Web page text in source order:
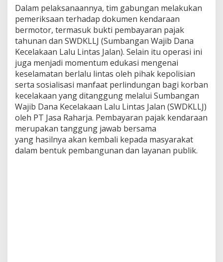
Dalam pelaksanaannya, tim gabungan melakukan
pemeriksaan terhadap dokumen kendaraan
bermotor, termasuk bukti pembayaran pajak
tahunan dan SWDKLLJ (Sumbangan Wajib Dana
Kecelakaan Lalu Lintas Jalan). Selain itu operasi ini
juga menjadi momentum edukasi mengenai
keselamatan berlalu lintas oleh pihak kepolisian
serta sosialisasi manfaat perlindungan bagi korban
kecelakaan yang ditanggung melalui Sumbangan
Wajib Dana Kecelakaan Lalu Lintas Jalan (SWDKLLJ)
oleh PT Jasa Raharja. Pembayaran pajak kendaraan
merupakan tanggung jawab bersama
yang hasilnya akan kembali kepada masyarakat
dalam bentuk pembangunan dan layanan publik.